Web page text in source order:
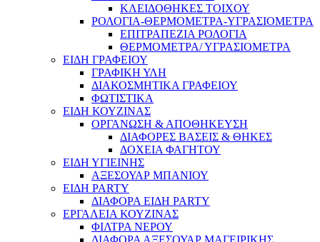
ΚΛΕΙΔΟΘΗΚΕΣ ΤΟΙΧΟΥ
ΡΟΛΟΓΙΑ-ΘΕΡΜΟΜΕΤΡΑ-ΥΓΡΑΣΙΟΜΕΤΡΑ
ΕΠΙΤΡΑΠΕΖΙΑ ΡΟΛΟΓΙΑ
ΘΕΡΜΟΜΕΤΡΑ/ ΥΓΡΑΣΙΟΜΕΤΡΑ
ΕΙΔΗ ΓΡΑΦΕΙΟΥ
ΓΡΑΦΙΚΗ ΥΛΗ
ΔΙΑΚΟΣΜΗΤΙΚΑ ΓΡΑΦΕΙΟΥ
ΦΩΤΙΣΤΙΚΑ
ΕΙΔΗ ΚΟΥΖΙΝΑΣ
ΟΡΓΑΝΩΣΗ & ΑΠΟΘΗΚΕΥΣΗ
ΔΙΑΦΟΡΕΣ ΒΑΣΕΙΣ & ΘΗΚΕΣ
ΔΟΧΕΙΑ ΦΑΓΗΤΟΥ
ΕΙΔΗ ΥΓΙΕΙΝΗΣ
ΑΞΕΣΟΥΑΡ ΜΠΑΝΙΟΥ
ΕΙΔΗ PARTY
ΔΙΑΦΟΡΑ ΕΙΔΗ PARTY
ΕΡΓΑΛΕΙΑ ΚΟΥΖΙΝΑΣ
ΦΙΛΤΡΑ ΝΕΡΟΥ